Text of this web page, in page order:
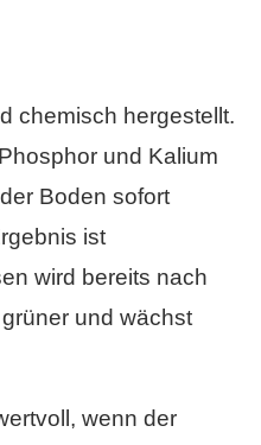
chemisch hergestellt.
und Kalium
Boden sofort
ist
wird bereits nach
und wächst
wenn der